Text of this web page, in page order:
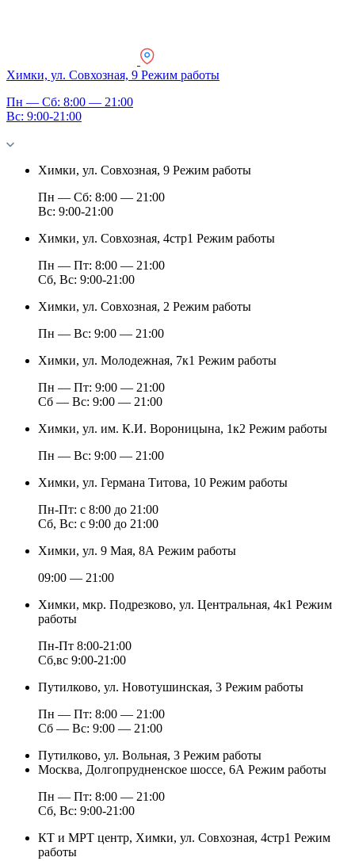
Химки, ул. Совхозная, 9 Режим работы
Пн — Сб: 8:00 — 21:00
Вс: 9:00-21:00
Химки, ул. Совхозная, 9 Режим работы
Пн — Сб: 8:00 — 21:00
Вс: 9:00-21:00
Химки, ул. Совхозная, 4стр1 Режим работы
Пн — Пт: 8:00 — 21:00
Сб, Вс: 9:00-21:00
Химки, ул. Совхозная, 2 Режим работы
Пн — Вс: 9:00 — 21:00
Химки, ул. Молодежная, 7к1 Режим работы
Пн — Пт: 9:00 — 21:00
Cб — Вс: 9:00 — 21:00
Химки, ул. им. К.И. Вороницына, 1к2 Режим работы
Пн — Вс: 9:00 — 21:00
Химки, ул. Германа Титова, 10 Режим работы
Пн-Пт: с 8:00 до 21:00
Сб, Вс: с 9:00 до 21:00
Химки, ул. 9 Мая, 8А Режим работы
09:00 — 21:00
Химки, мкр. Подрезково, ул. Центральная, 4к1 Режим
работы
Пн-Пт 8:00-21:00
Сб,вс 9:00-21:00
Путилково, ул. Новотушинская, 3 Режим работы
Пн — Пт: 8:00 — 21:00
Сб — Вс: 9:00 — 21:00
Путилково, ул. Вольная, 3 Режим работы
Москва, Долгопрудненское шоссе, 6А Режим работы
Пн — Пт: 8:00 — 21:00
Сб, Вс: 9:00-21:00
КТ и МРТ центр, Химки, ул. Совхозная, 4стр1 Режим
работы